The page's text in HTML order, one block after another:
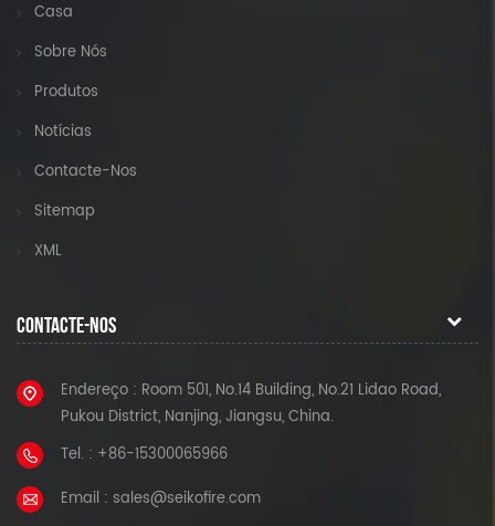
Casa
Sobre Nós
Produtos
Notícias
Contacte-Nos
Sitemap
XML
CONTACTE-NOS
Endereço : Room 501, No.14 Building, No.21 Lidao Road,
Pukou District, Nanjing, Jiangsu, China.
Tel. : +86-15300065966
Email : sales@seikofire.com